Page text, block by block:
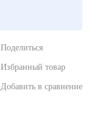
Поделиться
Избранный товар
Добавить в сравнение